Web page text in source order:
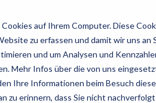
auf Ihrem Computer. Diese
zu erfassen und damit wir uns
und um Analysen und
Mehr Infos über die von uns
Ihre Informationen beim Besuch
zu erinnern, dass Sie nicht
IN 3D & VR
DAS